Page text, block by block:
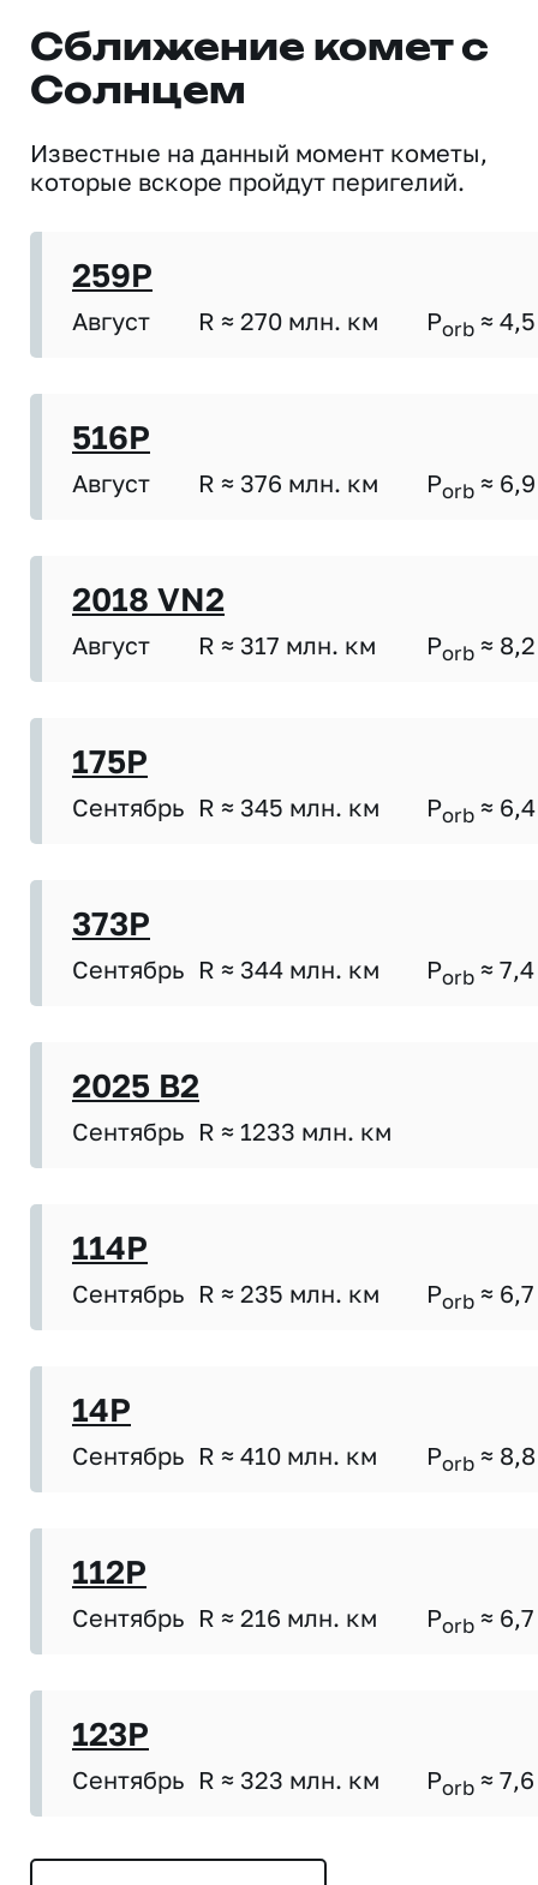
Сближение комет с
Солнцем
Известные на данный момент кометы,
которые вскоре пройдут перигелий.
259P
Август R ≈ 270 млн. км Porb ≈ 4,5
516P
Август R ≈ 376 млн. км Porb ≈ 6,9
2018 VN2
Август R ≈ 317 млн. км Porb ≈ 8,2
175P
Сентябрь R ≈ 345 млн. км Porb ≈ 6,4
373P
Сентябрь R ≈ 344 млн. км Porb ≈ 7,4
2025 B2
Сентябрь R ≈ 1233 млн. км
114P
Сентябрь R ≈ 235 млн. км Porb ≈ 6,7
14P
Сентябрь R ≈ 410 млн. км Porb ≈ 8,8
112P
Сентябрь R ≈ 216 млн. км Porb ≈ 6,7
123P
Сентябрь R ≈ 323 млн. км Porb ≈ 7,6